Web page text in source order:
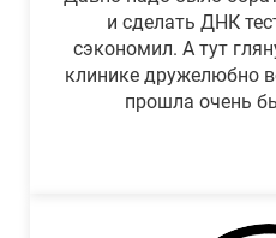
и сделать ДНК
сэкономил. А тут
клинике дружелюбно
прошла очень